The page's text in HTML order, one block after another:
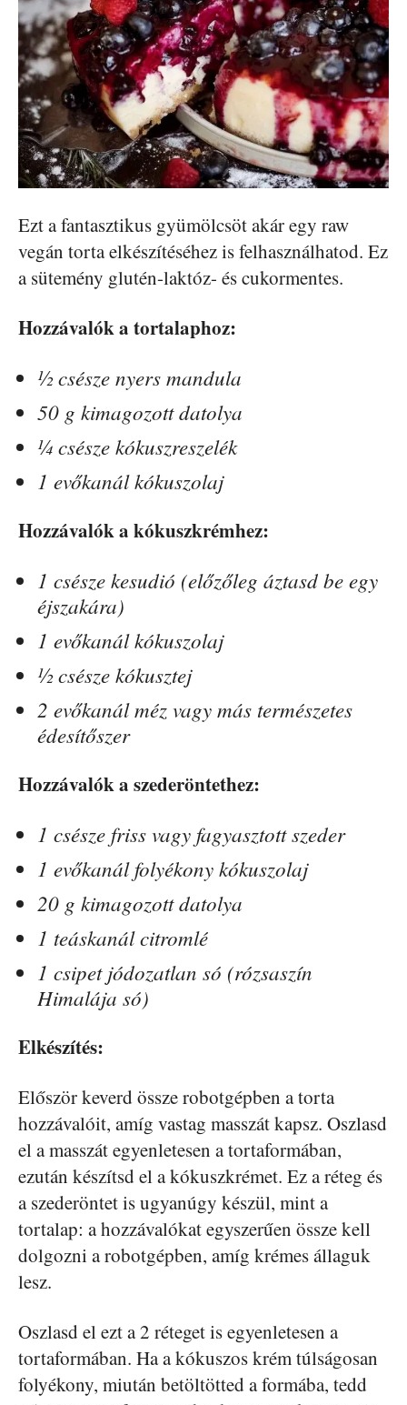
Ezt a fantasztikus gyümölcsöt akár egy raw
vegán torta elkészítéséhez is felhasználhatod. Ez
a sütemény glutén-laktóz- és cukormentes.
Hozzávalók a tortalaphoz:
½ csésze nyers mandula
50 g kimagozott datolya
¼ csésze kókuszreszelék
1 evőkanál kókuszolaj
Hozzávalók a kókuszkrémhez:
1 csésze kesudió (előzőleg áztasd be egy
éjszakára)
1 evőkanál kókuszolaj
½ csésze kókusztej
2 evőkanál méz vagy más természetes
édesítőszer
Hozzávalók a szederöntethez:
1 csésze friss vagy fagyasztott szeder
1 evőkanál folyékony kókuszolaj
20 g kimagozott datolya
1 teáskanál citromlé
1 csipet jódozatlan só (rózsaszín
Himalája só)
Elkészítés:
Először keverd össze robotgépben a torta
hozzávalóit, amíg vastag masszát kapsz. Oszlasd
el a masszát egyenletesen a tortaformában,
ezután készítsd el a kókuszkrémet. Ez a réteg és
a szederöntet is ugyanúgy készül, mint a
tortalap: a hozzávalókat egyszerűen össze kell
dolgozni a robotgépben, amíg krémes állaguk
lesz.
Oszlasd el ezt a 2 réteget is egyenletesen a
tortaformában. Ha a kókuszos krém túlságosan
folyékony, miután betöltötted a formába, tedd